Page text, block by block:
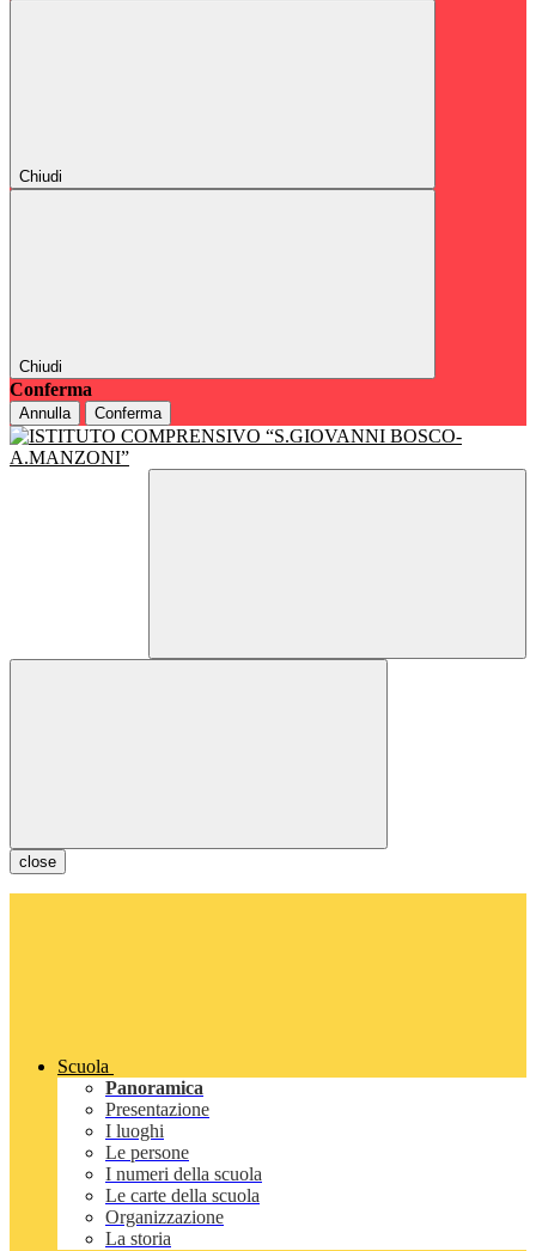
Chiudi
Chiudi
Conferma
Annulla Conferma
close
Scuola
Panoramica
Presentazione
I luoghi
Le persone
I numeri della scuola
Le carte della scuola
Organizzazione
La storia